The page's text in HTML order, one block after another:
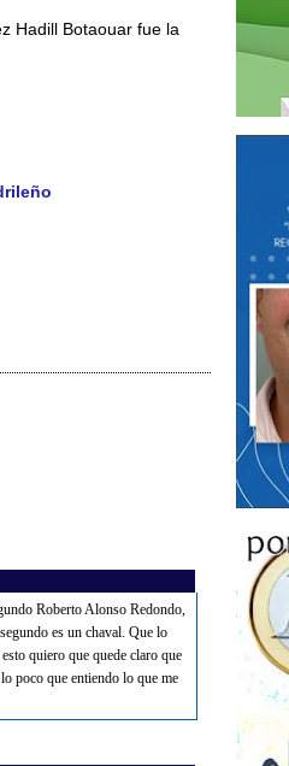
Hadill Botaouar fue la
Roberto Alonso Redondo,
es un chaval. Que lo
quiero que quede claro que
poco que entiendo lo que me